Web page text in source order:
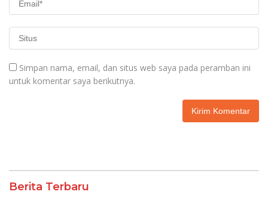
Simpan nama, email, dan situs web saya pada peramban ini
untuk komentar saya berikutnya.
Berita Terbaru